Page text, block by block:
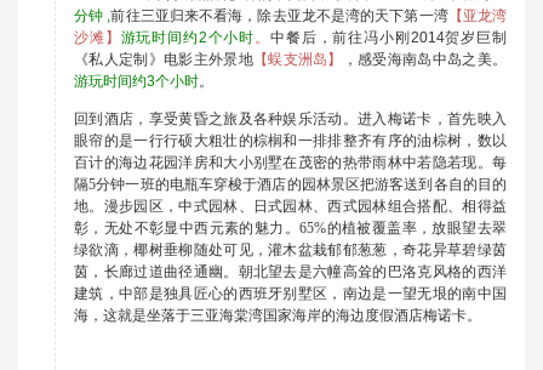
分钟 ,前往三亚归来不看海，除去亚龙不是湾的天下第一湾【亚龙湾
沙滩】 游玩时间约2个小时。中餐后，前往冯小刚2014贺岁巨制
《私人定制》电影主外景地【蜈支洲岛】
，感受海南岛中岛之美。
游玩时间约3个小时。
回到酒店，享受黄昏之旅及各种娱乐活动。进入梅诺卡，首先映入
眼帘的是一行行硕大粗壮的棕榈和一排排整齐有序的油棕树，数以
百计的海边花园洋房和大小别墅在茂密的热带雨林中若隐若现。每
隔5分钟一班的电瓶车穿梭于酒店的园林景区把游客送到各自的目的
地。漫步园区，中式园林、日式园林、西式园林组合搭配、相得益
彰，无处不彰显中西元素的魅力。65%的植被覆盖率，放眼望去翠
绿欲滴，椰树垂柳随处可见，灌木盆栽郁郁葱葱，奇花异草碧绿茵
茵，长廊过道曲径通幽。朝北望去是六幢高耸的巴洛克风格的西洋
建筑，中部是独具匠心的西班牙别墅区，南边是一望无垠的南中国
海，这就是坐落于三亚海棠湾国家海岸的海边度假酒店梅诺卡。